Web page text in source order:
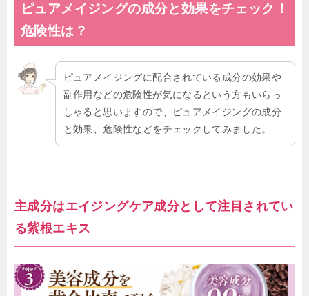
ピュアメイジングの成分と効果をチェック！
危険性は？
ピュアメイジングに配合されている成分の効果や
副作用などの危険性が気になるという方もいらっ
しゃると思いますので、ピュアメイジングの成分
と効果、危険性などをチェックしてみました。
主成分はエイジングケア成分として注目されてい
る紫根エキス